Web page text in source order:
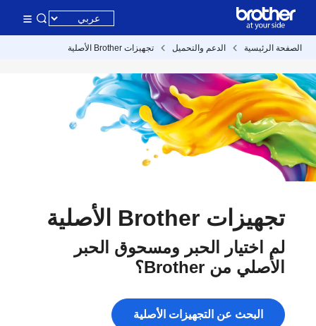
الصفحة الرئيسية الدعم والتحميل تجهيزات Brother الأصلية
تجهيزات Brother الأصلية
لم اختيار الحبر ومسحوق الحبر
الأصلي من Brother؟
البحث عن التجهيزات الأصلية